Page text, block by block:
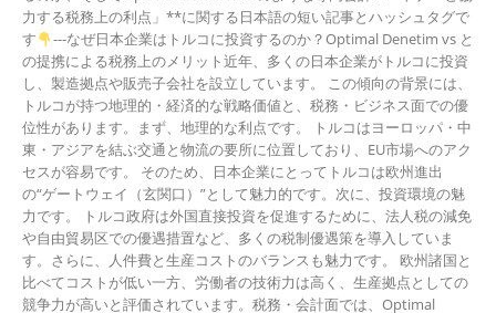
力する税務上の利点」**に関する日本語の短い記事とハッシュタグで
す
---なぜ日本企業はトルコに投資するのか？Optimal Denetim vs と
の提携による税務上のメリット近年、多くの日本企業がトルコに投資
し、製造拠点や販売子会社を設立しています。 この傾向の背景には、
トルコが持つ地理的・経済的な戦略価値と、税務・ビジネス面での優
位性があります。まず、地理的な利点です。 トルコはヨーロッパ・中
東・アジアを結ぶ交通と物流の要所に位置しており、EU市場へのアク
セスが容易です。 そのため、日本企業にとってトルコは欧州進出
の“ゲートウェイ（玄関口）”として魅力的です。次に、投資環境の魅
力です。 トルコ政府は外国直接投資を促進するために、法人税の減免
や自由貿易区での優遇措置など、多くの税制優遇策を導入していま
す。さらに、人件費と生産コストのバランスも魅力です。 欧州諸国と
比べてコストが低い一方、労働者の技術力は高く、生産拠点としての
競争力が高いと評価されています。税務・会計面では、Optimal